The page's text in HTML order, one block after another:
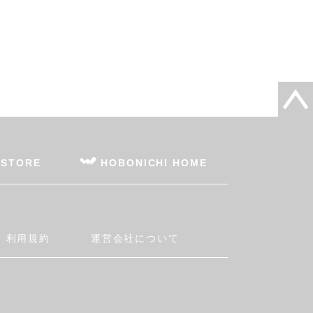
HOBONICHI HOME
利用規約 運営会社について